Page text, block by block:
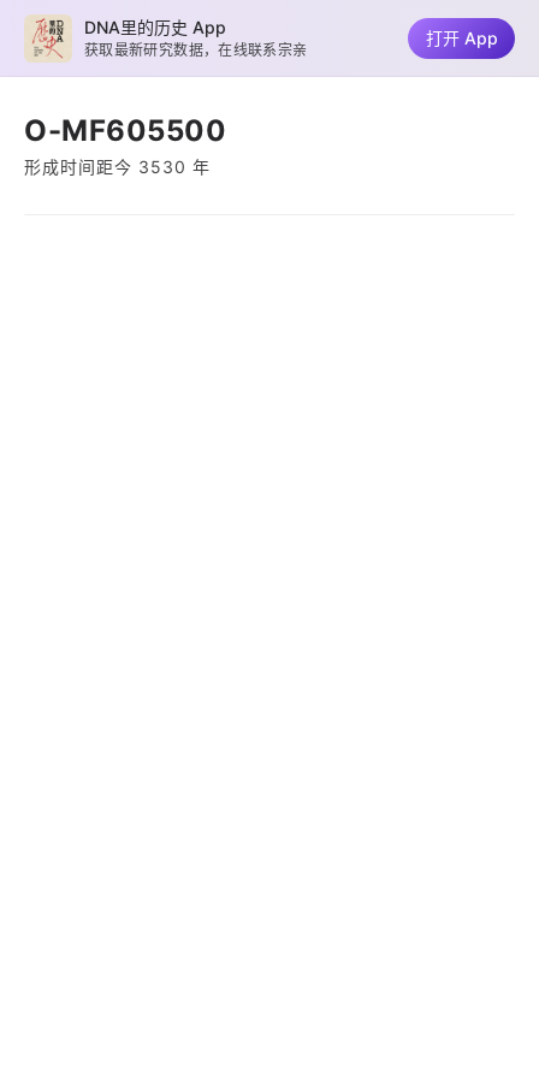
O-MF605500
形成时间距今 3530 年
DNA里的历史 App
获取最新研究数据，在线联系宗亲
打开 App